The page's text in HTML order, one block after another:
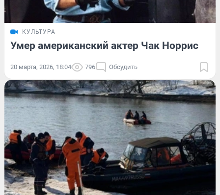
КУЛЬТУРА
Умер американский актер Чак Норрис
20 марта, 2026, 18:04 796 Обсудить